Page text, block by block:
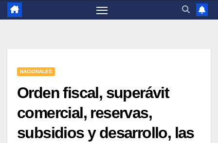
NACIONALES
Orden fiscal, superávit
comercial, reservas,
subsidios y desarrollo, las